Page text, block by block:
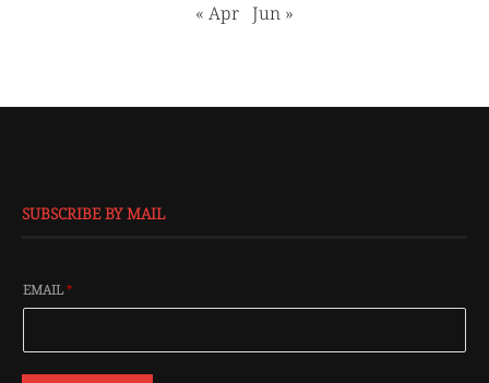
« Apr Jun »
SUBSCRIBE BY MAIL
EMAIL*